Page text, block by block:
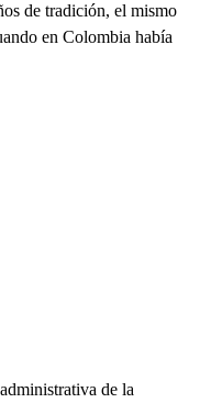
de tradición, el mismo
en Colombia había
de la